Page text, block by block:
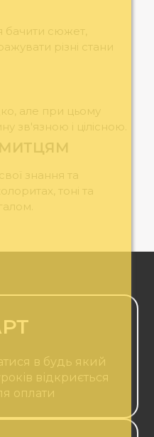
бачити сюжет,
різні стани
але при цьому
зв'язною і цілісною.
знання та
тоні та
в будь який
відкриється
оплати